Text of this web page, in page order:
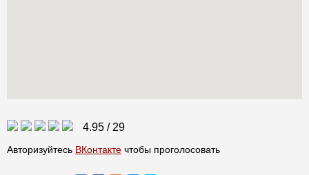
4.95 / 29
Авторизуйтесь ВКонтакте чтобы проголосовать